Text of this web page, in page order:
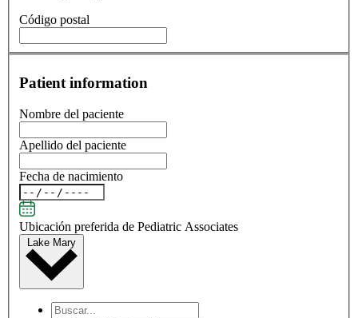
Código postal
Patient information
Nombre del paciente
Apellido del paciente
Fecha de nacimiento
Ubicación preferida de Pediatric Associates
Lake Mary